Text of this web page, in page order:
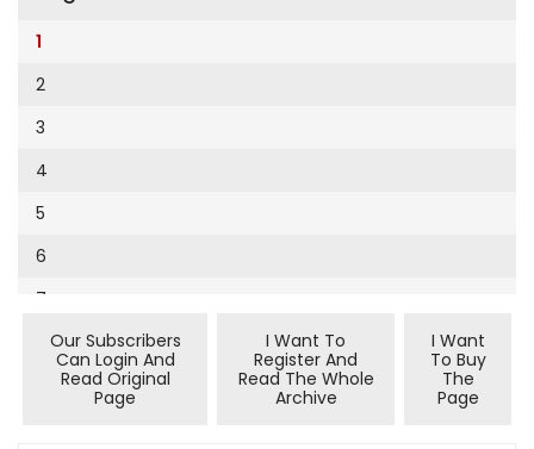
Cumhuriyet Sağlıklı Beslenme
Cumhuriyet Sokak
Cumhuriyet Spor
Cumhuriyet Strateji
Cumhuriyet Tarım
Cumhuriyet Yılbaşı
Çerçeve Eki
Dergi Eki
Ekonomi Eki
1994
9
10
11
12
13
14
15
16
1
2
3
4
5
6
7
Our Subscribers
Can Login And
Read Original
Page
I Want To
Register And
Read The Whole
Archive
I Want
To Buy
The
Page